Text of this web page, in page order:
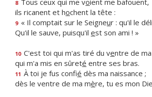
8 Tous ceux qui me voient me bafouent,
ils ricanent et hochent la tête :
9 « Il comptait sur le Seigneur : qu'il le
Qu'il le sauve, puisqu'il est son ami ! »
10 C'est toi qui m'as tiré du ventre de
qui m'a mis en sûreté entre ses bras.
11 À toi je fus confié dès ma naissance ;
dès le ventre de ma mère, tu es mon